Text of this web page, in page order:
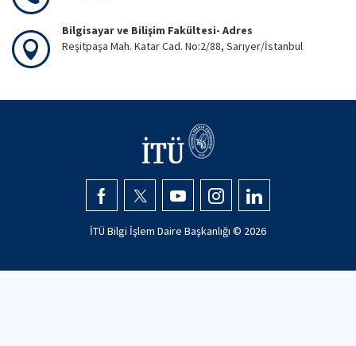
Bilgisayar ve Bilişim Fakültesi- Adres
Reşitpaşa Mah. Katar Cad. No:2/88, Sarıyer/İstanbul
İTÜ Bilgi İşlem Daire Başkanlığı © 2026